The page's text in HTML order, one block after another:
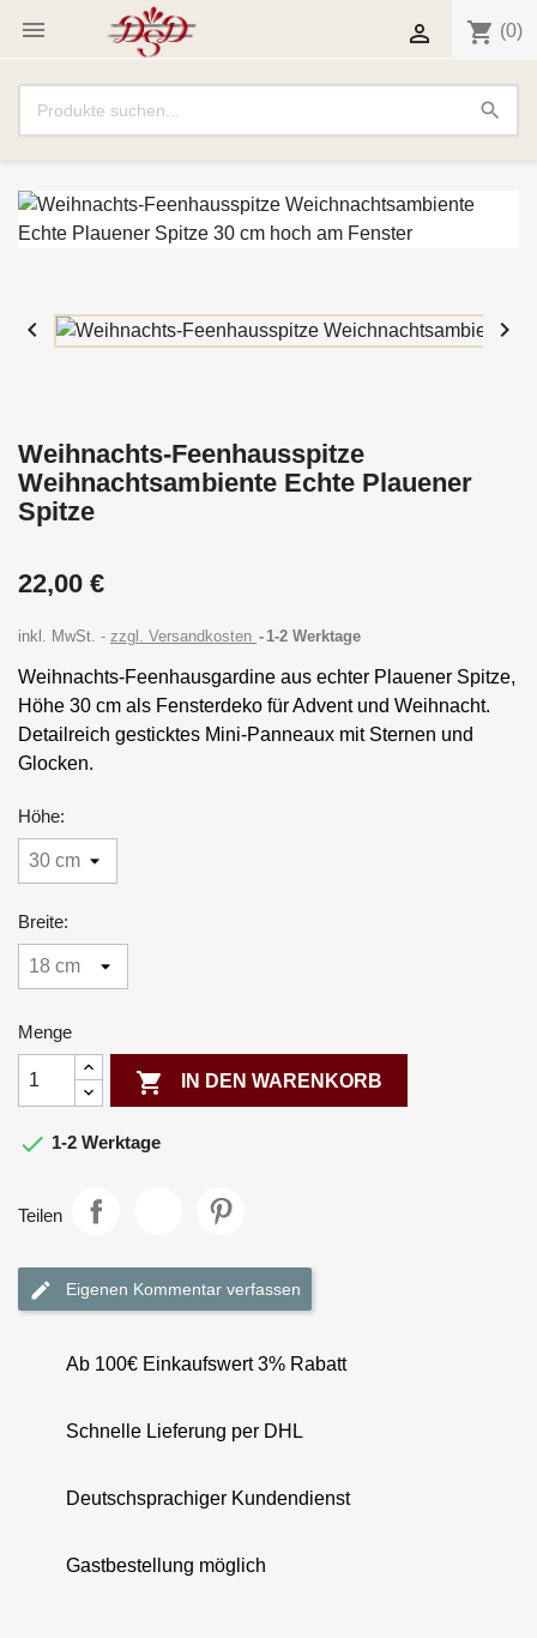
 shopping_cart (0)

search
 
Weihnachts-Feenhausspitze
Weihnachtsambiente Echte Plauener
Spitze
22,00 €
inkl. MwSt. zzgl. Versandkosten 1-2 Werktage
Weihnachts-Feenhausgardine aus echter Plauener Spitze,
Höhe 30 cm als Fensterdeko für Advent und Weihnacht.
Detailreich gesticktes Mini-Panneaux mit Sternen und
Glocken.
Höhe:
Breite:
Menge
 IN DEN WARENKORB
 1-2 Werktage
Teilen
Eigenen Kommentar verfassen
Ab 100€ Einkaufswert 3% Rabatt
Schnelle Lieferung per DHL
Deutschsprachiger Kundendienst
Gastbestellung möglich